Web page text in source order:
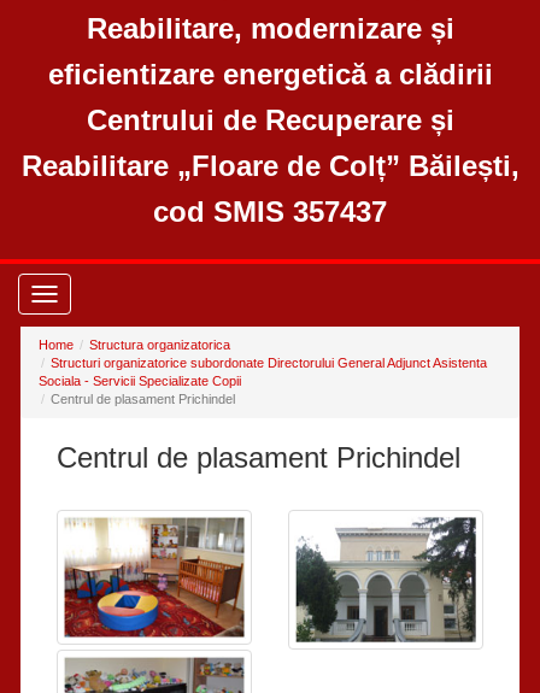
Reabilitare, modernizare și
eficientizare energetică a clădirii
Centrului de Recuperare și
Reabilitare „Floare de Colț” Băilești,
cod SMIS 357437
Toggle
navigation
Home
Structura organizatorica
Structuri organizatorice subordonate Directorului General Adjunct Asistenta
Sociala - Servicii Specializate Copii
Centrul de plasament Prichindel
Centrul de plasament Prichindel